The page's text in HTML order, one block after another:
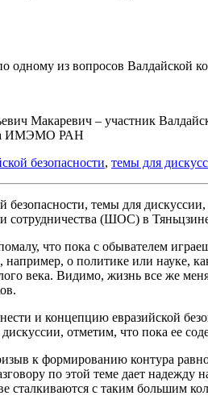
одному из вопросов Валдайской
Макаревич – участник
ИМЭМО РАН
безопасности, темы для
сотрудничества (ШОС) в
что пока с обывателем
например, о политике или науке,
века. Видимо, жизнь все же
и концепцию евразийской
отметим, что пока ее
к формированию контура
по этой теме дает
сталкиваются с таким большим